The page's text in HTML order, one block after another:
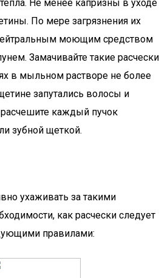
Не менее капризны в уходе
По мере загрязнения их
моющим средством
Замачивайте такие расчески
в мыльном растворе не более
запутались волосы и
каждый пучок
зубной щеткой.
ухаживать за такими
как расчески следует
правилами: